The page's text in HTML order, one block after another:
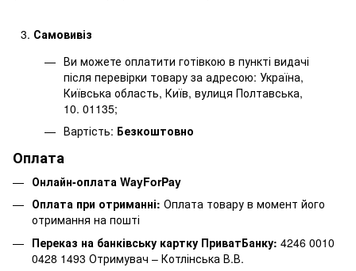
Самовивіз
Ви можете оплатити готівкою в пункті видачі
після перевірки товару за адресою: Україна,
Київська область, Київ, вулиця Полтавська,
10. 01135;
Вартість: Безкоштовно
Оплата
Онлайн-оплата WayForPay
Оплата при отриманні: Оплата товару в момент його
отримання на пошті
Переказ на банківську картку ПриватБанку: 4246 0010
0428 1493 Отримувач – Котлінська В.В.